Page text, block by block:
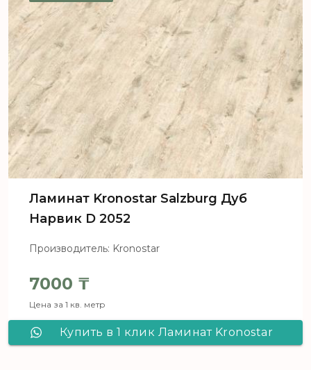
Ламинат Kronostar Salzburg Дуб
Нарвик D 2052
Производитель: Kronostar
7000 ₸
Цена за 1 кв. метр
Купить в 1 клик Ламинат Kronostar